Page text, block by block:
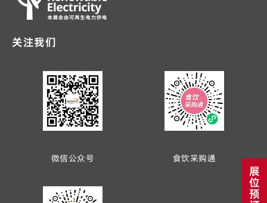
展
位
预
关注我们
微信公众号 食饮采购通